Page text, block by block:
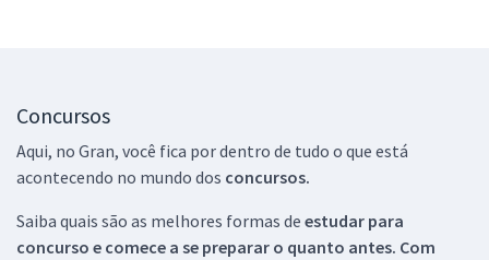
Concursos
Aqui, no Gran, você fica por dentro de tudo o que está
acontecendo no mundo dos concursos.
Saiba quais são as melhores formas de estudar para
concurso e comece a se preparar o quanto antes. Com